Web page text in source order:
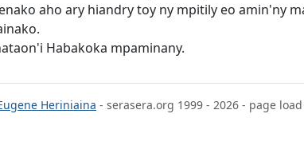
aho ary hiandry toy ny mpitily eo amin'ny
Habakoka mpaminany.
Heriniaina - serasera.org 1999 - 2026 - page